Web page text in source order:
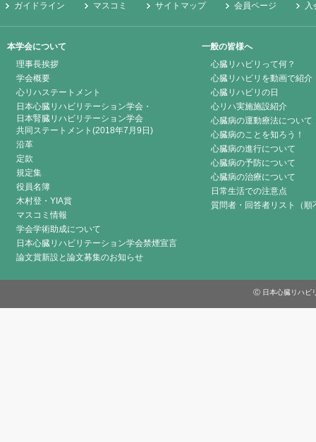
ガイドライン マスコミ サイトマップ 会員ページ 入
本学会について
理事長挨拶
学会概要
心リハステートメント
日本心臓リハビリテーション学会・
日本腎臓リハビリテーション学会
共同ステートメント(2018年7月9日)
沿革
定款
規定集
役員名簿
木村登・YIA賞
マスコミ情報
学会学術助成について
日本心臓リハビリテーション学会禁煙宣言
論文賞新設と論文募集のお知らせ
一般の皆様へ
心臓リハビリって何？
心臓リハビリを動画で紹介
心臓リハビリの日
心リハ実施施設紹介
心臓病の運動療法について
心臓病のことを知ろう！
心臓病の進行について
心臓病の予防について
心臓病の治療について
日常生活での注意点
質問者・回答者リスト（順
Ⓒ 日本心臓リハビ